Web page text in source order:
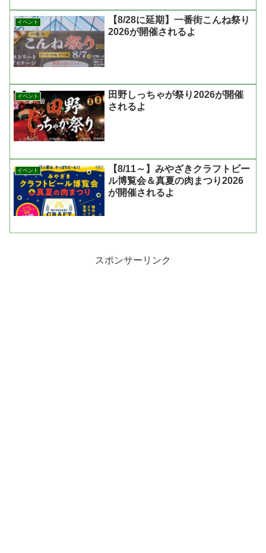
イベント
【8/28に延期】一番街こんね祭り
2026が開催されるよ
イベント
田野しっちゃが祭り2026が開催
されるよ
イベント
【8/11～】みやざきクラフトビー
ル博覧会＆真夏の肉まつり2026
が開催されるよ
スポンサーリンク